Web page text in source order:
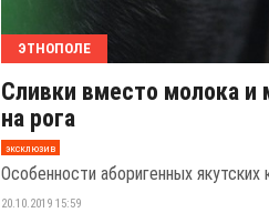
ЭТНОПОЛЕ
Сливки вместо молока и
на рога
эксклюзив
Особенности аборигенных якутских
20.10.2019 15:59